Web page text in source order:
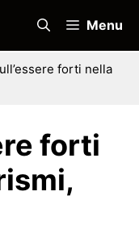
Menu
forti nella
forti